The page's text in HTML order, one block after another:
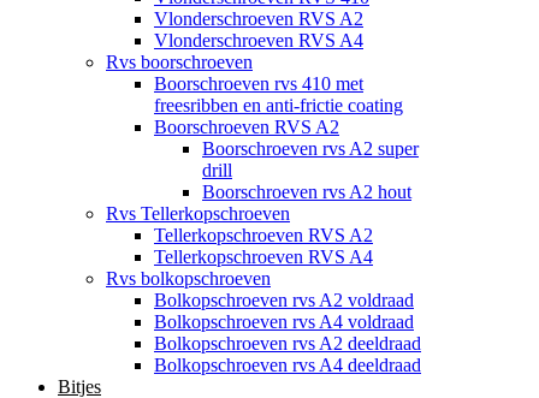
Vlonderschroeven RVS A2
Vlonderschroeven RVS A4
Rvs boorschroeven
Boorschroeven rvs 410 met
freesribben en anti-frictie coating
Boorschroeven RVS A2
Boorschroeven rvs A2 super
drill
Boorschroeven rvs A2 hout
Rvs Tellerkopschroeven
Tellerkopschroeven RVS A2
Tellerkopschroeven RVS A4
Rvs bolkopschroeven
Bolkopschroeven rvs A2 voldraad
Bolkopschroeven rvs A4 voldraad
Bolkopschroeven rvs A2 deeldraad
Bolkopschroeven rvs A4 deeldraad
Bitjes